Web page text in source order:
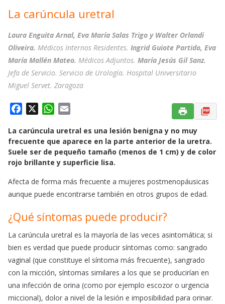
La carúncula uretral
Laura Enguita Arnal, Eva María Salas Trigo y Walter Orlandi
Oliveira. Médicos Internos Residentes. Ingrid Guiote Partido, Eva
María Mallén Mateo. Médicos Adjuntos. María Jesús Gil Sanz.
Jefa de Servicio. Servicio de Urología. Hospital Universitario
Miguel Servet. Zaragoza
c
e
b
o
k
W
a
t
s
A
p
p
a
i
l
La carúncula uretral es una lesión benigna y no muy
frecuente que aparece en la parte anterior de la uretra.
Suele ser de pequeño tamaño (menos de 1 cm) y de color
rojo brillante y superficie lisa.
Afecta de forma más frecuente a mujeres postmenopáusicas
aunque puede encontrarse también en otros grupos de edad.
¿Qué síntomas puede producir?
La carúncula uretral es la mayoría de las veces asintomática; si
bien es verdad que puede producir síntomas como: sangrado
vaginal (que constituye el síntoma más frecuente), sangrado
con la micción, síntomas similares a los que se producirían en
una infección de orina (como por ejemplo escozor o urgencia
miccional), dolor a nivel de la lesión e imposibilidad para orinar.